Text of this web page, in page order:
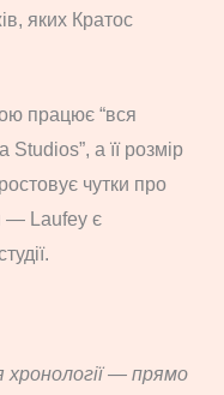
яких Кратос
працює “вся
а її розмір
чутки про
— Laufey є
хронології — прямо